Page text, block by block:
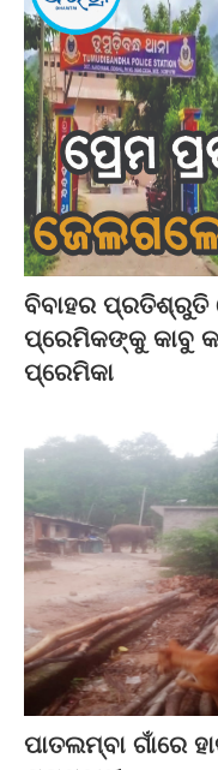
ବିବାହର ପ୍ରତିଶ୍ରୁତି
ପ୍ରେମିକଙ୍କୁ କାବୁ
ପ୍ରେମିକା
ପାତଲମ୍ବା ଗାଁରେ